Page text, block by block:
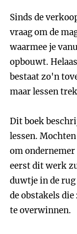
Sinds de
vraag om de
waarmee je
opbouwt.
bestaat zo'n
maar lessen
Dit boek
lessen.
om
eerst dit werk
duwtje in de rug
de obstakels
te overwinnen.